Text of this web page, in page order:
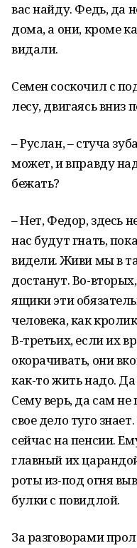
вас найду. Федь, да
дома, а они, кроме
видали.
Семен соскочил с
лесу, двигаясь вниз
– Руслан, – стуча
может, и вправду
бежать?
– Нет, Федор, здесь
нас будут гнать,
видели. Живи мы в
достанут. Во-
ящики эти
человека, как
В-третьих, если их
окорачивать, они
как-то жить надо.
Сему верь, да сам
свое дело туго
сейчас на пенсии.
главный их
роты из-под огня
булки с повидлой.
За разговорами